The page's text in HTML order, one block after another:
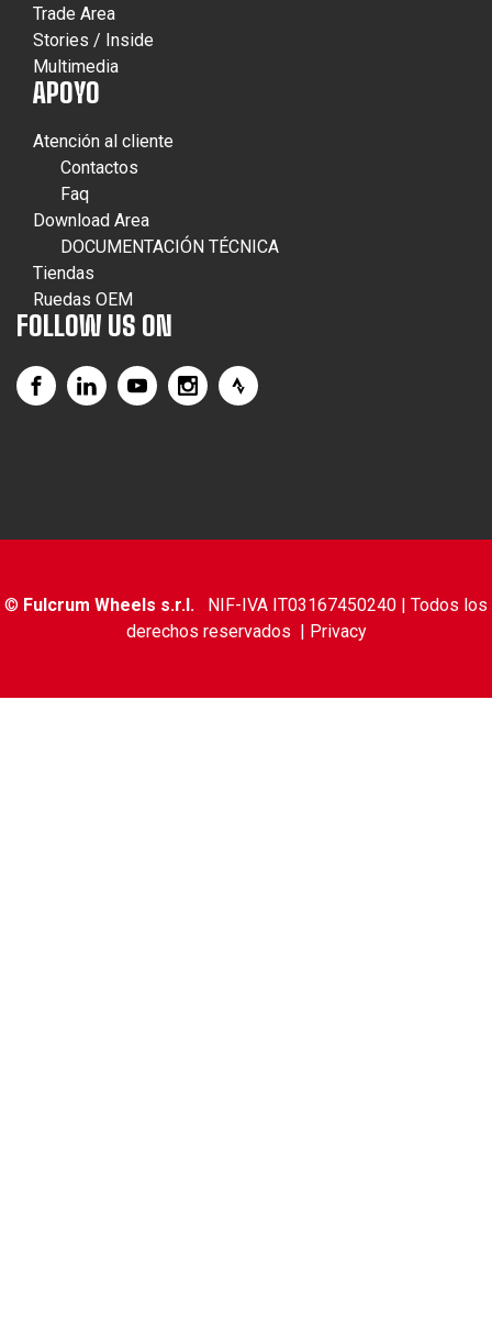
Trade Area
Stories / Inside
Multimedia
APOYO
Atención al cliente
Contactos
Faq
Download Area
DOCUMENTACIÓN TÉCNICA
Tiendas
Ruedas OEM
FOLLOW US ON
© Fulcrum Wheels s.r.l. NIF-IVA IT03167450240 | Todos los
derechos reservados | Privacy